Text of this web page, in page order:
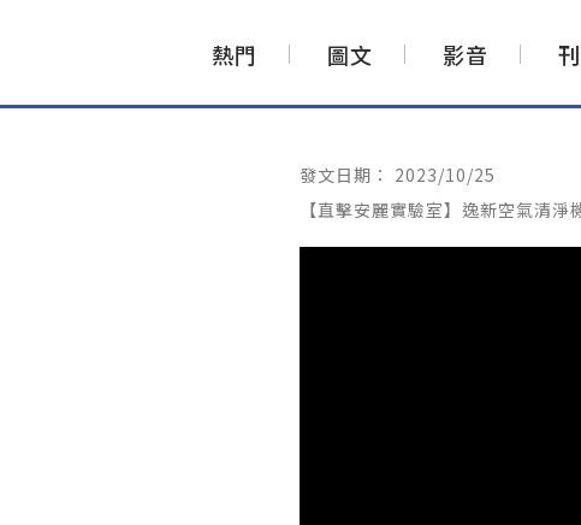
熱門 圖文 影音
發文日期： 2023/10/25
【直擊安麗實驗室】逸新空氣清淨